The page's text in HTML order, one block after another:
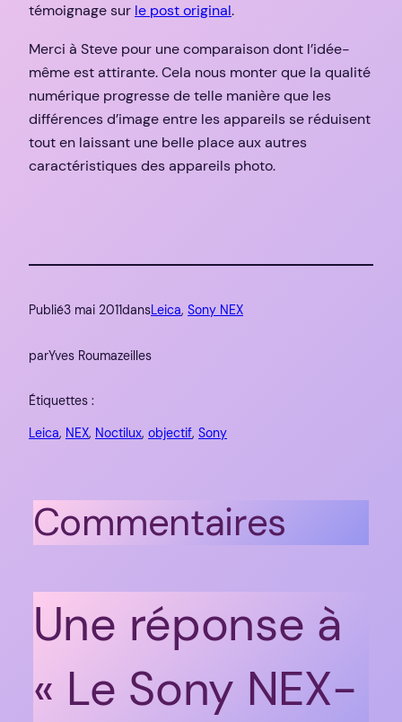
témoignage sur le post original.
Merci à Steve pour une comparaison dont l’idée-
même est attirante. Cela nous monter que la qualité
numérique progresse de telle manière que les
différences d’image entre les appareils se réduisent
tout en laissant une belle place aux autres
caractéristiques des appareils photo.
Publié3 mai 2011dansLeica, Sony NEX
parYves Roumazeilles
Étiquettes :
Leica, NEX, Noctilux, objectif, Sony
Commentaires
Une réponse à
« Le Sony NEX-